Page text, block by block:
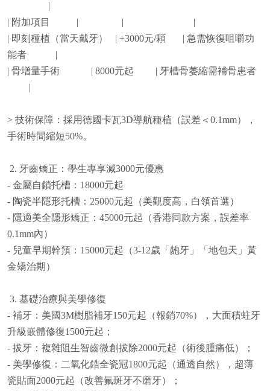
|
| 附加項目 | | |
| 即刻種植（當天戴牙） | +3000元/顆 | 急需恢復咀嚼功
能者 |
| 骨增量手術 | 8000元起 | 牙槽骨萎縮需補骨患者
|
> 技術保障：採用德國卡瓦3D導航種植（誤差＜0.1mm），
手術時間縮短50%。
2. 牙齒矯正：學生專享減3000元優惠
- 金屬自鎖托槽：18000元起
- 陶瓷半隱形托槽：25000元起（美觀度高，白領首選）
- 隱適美全隱形矯正：45000元起（香港同款方案，誤差率
0.1mm內）
- 兒童早期幹預：15000元起（3-12歲「龅牙」「地包天」黃
金矯治期）
3. 基礎治療與美學修復
- 補牙：美國3M樹脂補牙150元起（報銷70%），大面積蛀牙
升級嵌體修復1500元起；
- 拔牙：複雜阻生智齒微創拔除2000元起（術後腫痛低）；
- 美學修復：二氧化鋯全瓷冠1800元起（通透自然），超薄
瓷貼面2000元起（改善氟斑牙不磨牙）；